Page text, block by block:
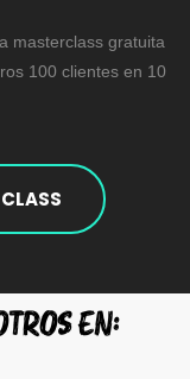
masterclass gratuita
100 clientes en 10
EN:​